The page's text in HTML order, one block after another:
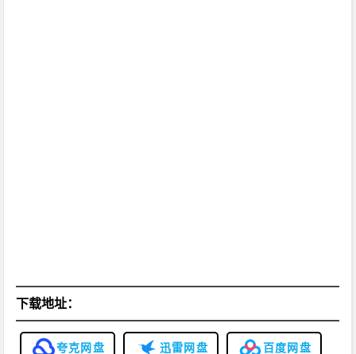
下载地址：
夸克网盘 迅雷网盘 百度网盘